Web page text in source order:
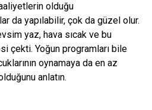
olduğu
da yapılabilir, çok da güzel olur.
yaz, hava sıcak ve bu
çekti. Yoğun programları bile
oynamaya da en az
anlatın.